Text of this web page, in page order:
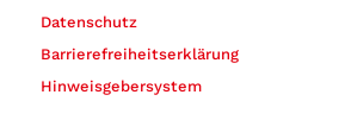
Datenschutz
Barrierefreiheitserklärung
Hinweisgebersystem